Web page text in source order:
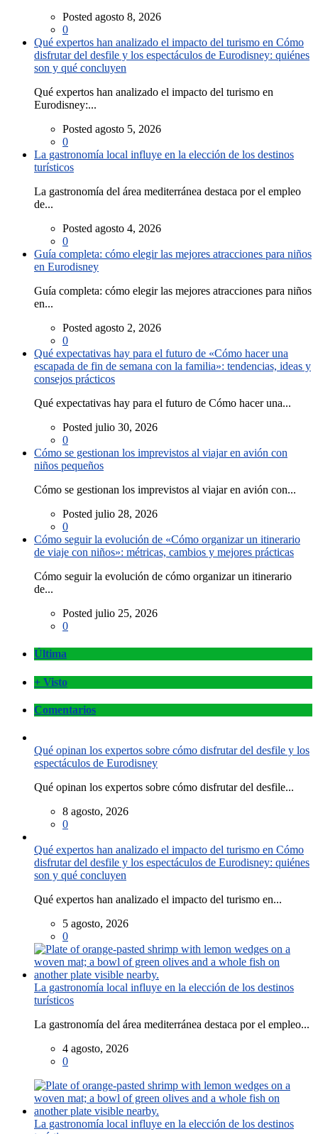
Posted agosto 8, 2026
0
Qué expertos han analizado el impacto del turismo en Cómo
disfrutar del desfile y los espectáculos de Eurodisney: quiénes
son y qué concluyen
Qué expertos han analizado el impacto del turismo en
Eurodisney:...
Posted agosto 5, 2026
0
La gastronomía local influye en la elección de los destinos
turísticos
La gastronomía del área mediterránea destaca por el empleo
de...
Posted agosto 4, 2026
0
Guía completa: cómo elegir las mejores atracciones para niños
en Eurodisney
Guía completa: cómo elegir las mejores atracciones para niños
en...
Posted agosto 2, 2026
0
Qué expectativas hay para el futuro de «Cómo hacer una
escapada de fin de semana con la familia»: tendencias, ideas y
consejos prácticos
Qué expectativas hay para el futuro de Cómo hacer una...
Posted julio 30, 2026
0
Cómo se gestionan los imprevistos al viajar en avión con
niños pequeños
Cómo se gestionan los imprevistos al viajar en avión con...
Posted julio 28, 2026
0
Cómo seguir la evolución de «Cómo organizar un itinerario
de viaje con niños»: métricas, cambios y mejores prácticas
Cómo seguir la evolución de cómo organizar un itinerario
de...
Posted julio 25, 2026
0
Última
+ Visto
Comentarios
Qué opinan los expertos sobre cómo disfrutar del desfile y los
espectáculos de Eurodisney
Qué opinan los expertos sobre cómo disfrutar del desfile...
8 agosto, 2026
0
Qué expertos han analizado el impacto del turismo en Cómo
disfrutar del desfile y los espectáculos de Eurodisney: quiénes
son y qué concluyen
Qué expertos han analizado el impacto del turismo en...
5 agosto, 2026
0
La gastronomía local influye en la elección de los destinos
turísticos
La gastronomía del área mediterránea destaca por el empleo...
4 agosto, 2026
0
La gastronomía local influye en la elección de los destinos